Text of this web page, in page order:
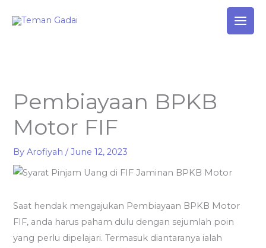
Pembiayaan BPKB
Motor FIF
ByArofiyah/June 12, 2023
Saat hendak mengajukan Pembiayaan BPKB Motor
FIF, anda harus paham dulu dengan sejumlah poin
yang perlu dipelajari. Termasuk diantaranya ialah